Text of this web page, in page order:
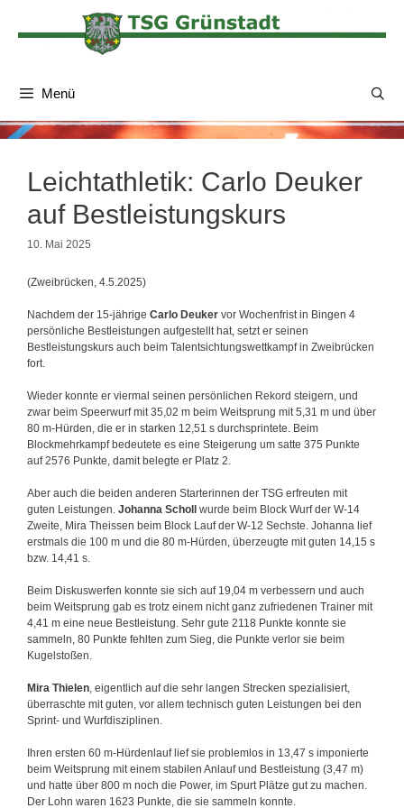
springen
Menü
Leichtathletik: Carlo Deuker
auf Bestleistungskurs
10. Mai 2025
(Zweibrücken, 4.5.2025)
Nachdem der 15-jährige Carlo Deuker vor Wochenfrist in Bingen 4
persönliche Bestleistungen aufgestellt hat, setzt er seinen
Bestleistungskurs auch beim Talentsichtungswettkampf in Zweibrücken
fort.
Wieder konnte er viermal seinen persönlichen Rekord steigern, und
zwar beim Speerwurf mit 35,02 m beim Weitsprung mit 5,31 m und über
80 m-Hürden, die er in starken 12,51 s durchsprintete. Beim
Blockmehrkampf bedeutete es eine Steigerung um satte 375 Punkte
auf 2576 Punkte, damit belegte er Platz 2.
Aber auch die beiden anderen Starterinnen der TSG erfreuten mit
guten Leistungen. Johanna Scholl wurde beim Block Wurf der W-14
Zweite, Mira Theissen beim Block Lauf der W-12 Sechste. Johanna lief
erstmals die 100 m und die 80 m-Hürden, überzeugte mit guten 14,15 s
bzw. 14,41 s.
Beim Diskuswerfen konnte sie sich auf 19,04 m verbessern und auch
beim Weitsprung gab es trotz einem nicht ganz zufriedenen Trainer mit
4,41 m eine neue Bestleistung. Sehr gute 2118 Punkte konnte sie
sammeln, 80 Punkte fehlten zum Sieg, die Punkte verlor sie beim
Kugelstoßen.
Mira Thielen , eigentlich auf die sehr langen Strecken spezialisiert,
überraschte mit guten, vor allem technisch guten Leistungen bei den
Sprint- und Wurfdisziplinen.
Ihren ersten 60 m-Hürdenlauf lief sie problemlos in 13,47 s imponierte
beim Weitsprung mit einem stabilen Anlauf und Bestleistung (3,47 m)
und hatte über 800 m noch die Power, im Spurt Plätze gut zu machen.
Der Lohn waren 1623 Punkte, die sie sammeln konnte.